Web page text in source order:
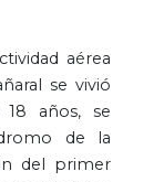
aérea
se vivió
años, se
de la
del primer